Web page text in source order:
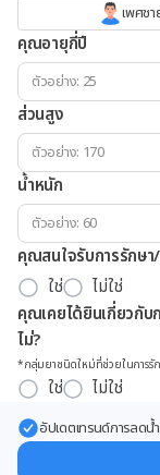
เพศชา
คุณอายุกี่ปี
ส่วนสูง
น้ำหนัก
คุณสนใจรับการรักษา
ใช่
ไม่ใช่
คุณเคยได้ยินเกี่ยวกับ
ไม่?
*กลุ่มยาชนิดใหม่ที่ช่วยในการรัก
ใช่ ไม่ใช่
อัปเดตเทรนด์การลดน้